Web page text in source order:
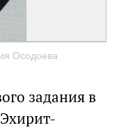
Осодоева
задания в